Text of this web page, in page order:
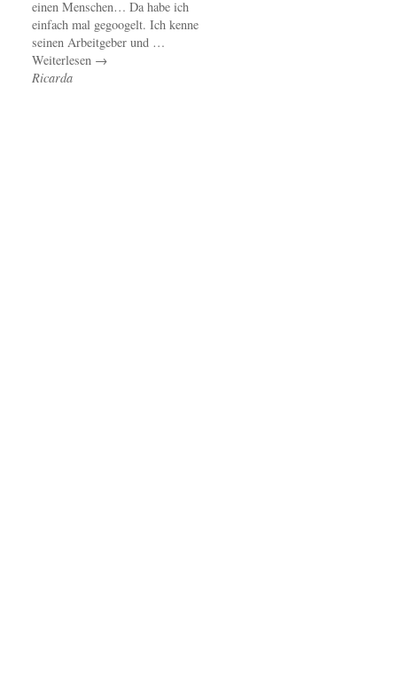
einen Menschen… Da habe ich
einfach mal gegoogelt. Ich kenne
seinen Arbeitgeber und …
Weiterlesen →
Ricarda